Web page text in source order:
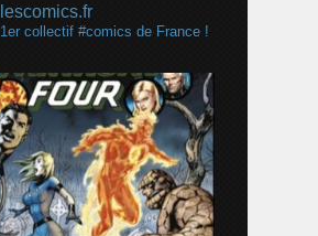
lescomics.fr
1er collectif #comics de France !